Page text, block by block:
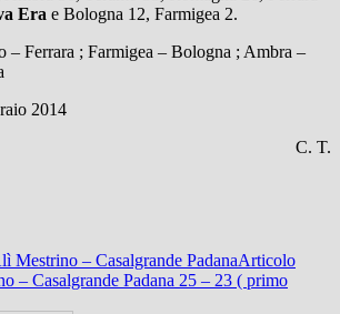
Era e Bologna 12, Farmigea 2.
– Ferrara ; Farmigea – Bologna ; Ambra –
2014
C. T.
Mestrino – Casalgrande PadanaArticolo
– Casalgrande Padana 25 – 23 ( primo